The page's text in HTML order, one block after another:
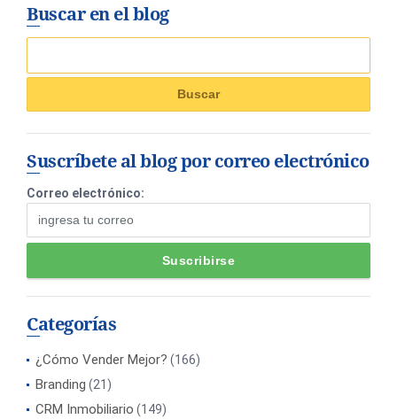
Buscar en el blog
Suscríbete al blog por correo electrónico
Correo electrónico:
Categorías
¿Cómo Vender Mejor? (166)
Branding (21)
CRM Inmobiliario (149)